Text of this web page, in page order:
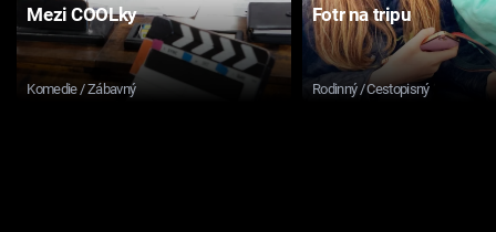
Mezi COOLky
Komedie / Zábavný
Fotr na tripu
Rodinný / Cestopisný